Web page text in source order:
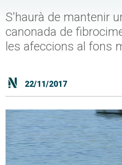
S'haurà de mantenir
canonada de
les afeccions al fons
22/11/2017